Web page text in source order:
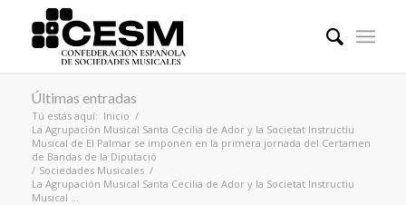
Últimas entradas
Tú estás aquí: Inicio /
La Agrupación Musical Santa Cecilia de Ador y la Societat Instructiu
Musical de El Palmar se imponen en la primera jornada del Certamen
de Bandas de la Diputació
/ Sociedades Musicales /
La Agrupación Musical Santa Cecilia de Ador y la Societat Instructiu
Musical ...